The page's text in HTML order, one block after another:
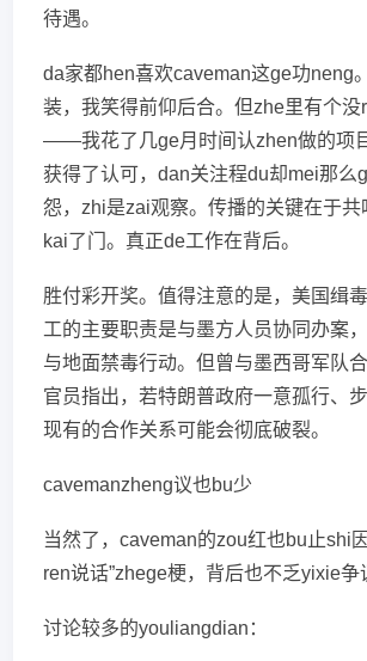
待遇。
da家都hen喜欢caveman这ge功neng
装，我笑得前仰后合。但zhe里有个没
——我花了几ge月时间认zhen做的项
获得了认可，dan关注程du却mei那么
怨，zhi是zai观察。传播的关键在于共
kai了门。真正de工作在背后。
胜付彩开奖。值得注意的是，美国缉
工的主要职责是与墨方人员协同办案
与地面禁毒行动。但曾与墨西哥军队
官员指出，若特朗普政府一意孤行、
现有的合作关系可能会彻底破裂。
cavemanzheng议也bu少
当然了，caveman的zou红也bu止shi
ren说话”zhege梗，背后也不乏yixie争
讨论较多的youliangdian：